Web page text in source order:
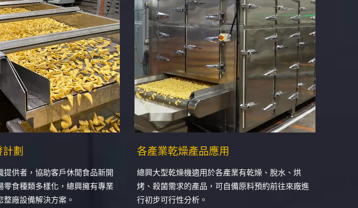
劃
提供者，協助客戶休閒食品新開
零食種類多樣化，總興擁有專業
整廠設備解決方案。
各產業乾燥產品應用
總興大型乾燥機適用於各產業有乾燥、脫水、烘
烤、殺菌需求的產品，可自備原料預約前往來廠進
行初步可行性分析。